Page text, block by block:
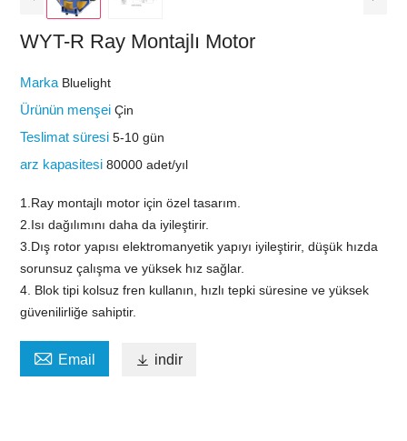
WYT-R Ray Montajlı Motor
Marka Bluelight
Ürünün menşeiÇin
Teslimat süresi5-10 gün
arz kapasitesi80000 adet/yıl
1.Ray montajlı motor için özel tasarım.
2.Isı dağılımını daha da iyileştirir.
3.Dış rotor yapısı elektromanyetik yapıyı iyileştirir, düşük hızda
sorunsuz çalışma ve yüksek hız sağlar.
4. Blok tipi kolsuz fren kullanın, hızlı tepki süresine ve yüksek
güvenilirliğe sahiptir.
 Email  indir